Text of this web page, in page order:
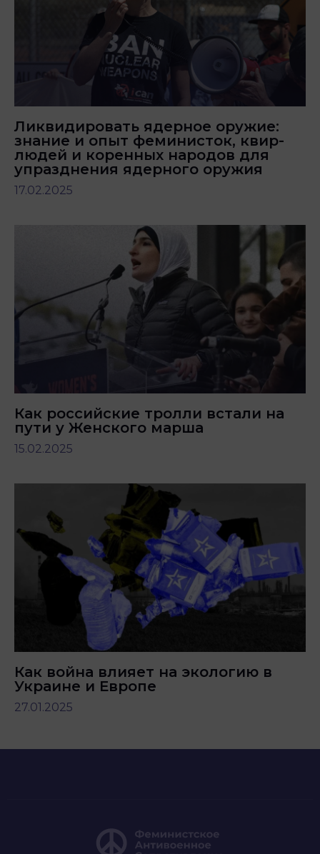
Ликвидировать ядерное оружие:
знание и опыт феминисток, квир-
людей и коренных народов для
упразднения ядерного оружия
17.02.2025
Как российские тролли встали на
пути у Женского марша
15.02.2025
Как война влияет на экологию в
Украине и Европе
27.01.2025